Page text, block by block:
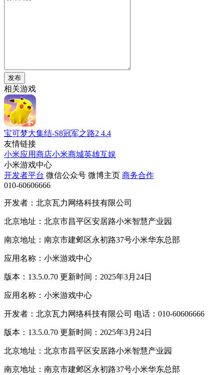
发布
相关游戏
宝可梦大集结-S8冠军之路2 4.4
友情链接
小米应用商店小米商城英雄互娱
小米游戏中心
开发者平台 微信公众号 微博主页 商务合作
010-60606666
开发者：北京瓦力网络科技有限公司
北京地址：北京市昌平区安居路小米智慧产业园
南京地址：南京市建邺区永初路37号小米华东总部
应用名称：小米游戏中心
版本：13.5.0.70 更新时间：2025年3月24日
应用名称：小米游戏中心
开发者：北京瓦力网络科技有限公司 电话：010-60606666
版本：13.5.0.70 更新时间：2025年3月24日
北京地址：北京市昌平区安居路小米智慧产业园
南京地址：南京市建邺区永初路37号小米华东总部